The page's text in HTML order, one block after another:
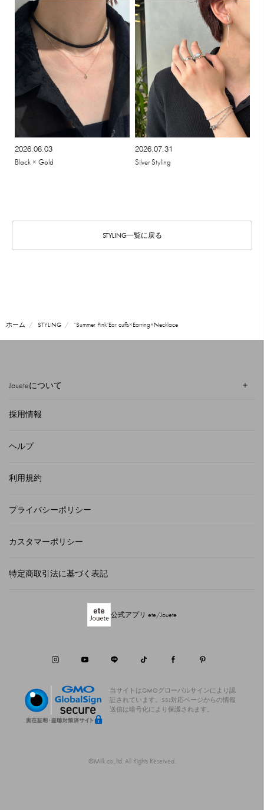
2026.08.03
Black × Gold
2026.07.31
Silver Styling
STYLING一覧に戻る
ホーム STYLING ”Summer Pink"Ear cuffs×Earring×Necklace
Joueteについて
採用情報
ヘルプ
利用規約
プライバシーポリシー
カスタマーポリシー
特定商取引法に基づく表記
公式アプリ ete/Jouete
当サイトはGMOグローバルサインにより認
証されています。
SSL対応ページからの情報
送信は暗号化により保護されます。
©Milk.co.,ltd. All Rights Reserved.